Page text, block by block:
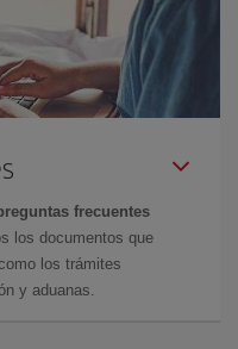
frecuentes
los documentos que
los trámites
y aduanas.